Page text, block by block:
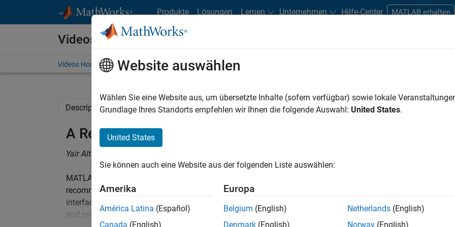
Produkte Lösungen Lernen Unternehmen Hilfe-Center MATLAB erhalten
Videos
Videos Home Search
Description Related Resources
A Real-Time Trading System in MATLAB
Yair Altman, Undocumented MATLAB
MATLAB has traditionally been used for analyzing data offline, presenting analytic
recommendations that were then acted upon manually. However, MATLAB supports a direct
interface with data feeds and online brokers, as well as the ability to present sophisticated graphics
and user interfaces—all in real time.
Website auswählen
Wählen Sie eine Website aus, um übersetzte Inhalte (sofern verfügbar) sowie lokale
Grundlage Ihres Standorts empfehlen wir Ihnen die folgende Auswahl: United States.
United States
Sie können auch eine Website aus der folgenden Liste auswählen:
Amerika
América Latina (Español)
Canada (English)
Europa
Belgium (English)
Denmark (English)
Netherlands (English)
Norway (English)